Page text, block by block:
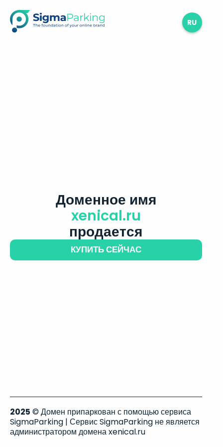
RU
Доменное имя
xenical.ru
продается
КУПИТЬ СЕЙЧАС
2025 © Домен припаркован с помощью сервиса
SigmaParking | Сервис SigmaParking не является
администратором домена xenical.ru